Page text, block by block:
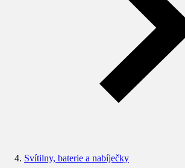
Svítilny, baterie a nabíječky